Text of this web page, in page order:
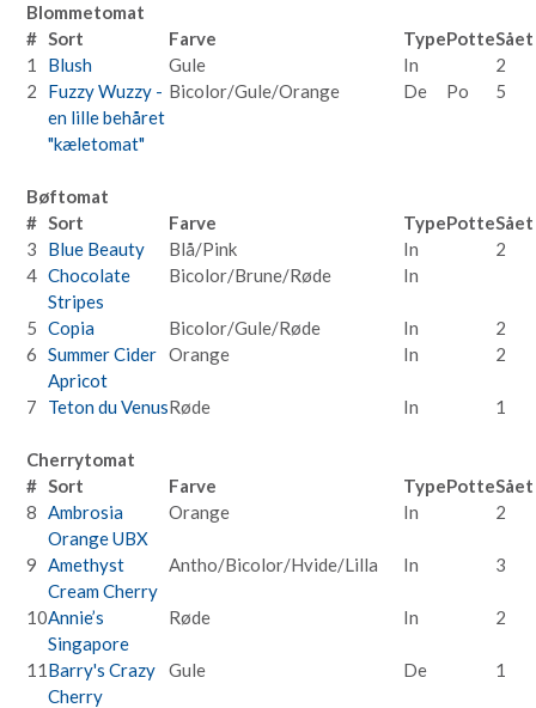
Blommetomat
# Sort Farve TypePotteSået
1
Blush Gule In
2
2
Fuzzy Wuzzy -
en lille behåret
"kæletomat"
Bicolor/Gule/Orange De Po 5
Bøftomat
# Sort Farve TypePotteSået
3
Blue Beauty Blå/Pink In
2
4 Chocolate
Stripes
Bicolor/Brune/Røde In
5 Copia Bicolor/Gule/Røde In
2
6 Summer Cider
Apricot
Orange In 2
7 Teton du VenusRøde In 1
Cherrytomat
# Sort Farve TypePotteSået
8 Ambrosia
Orange UBX
Orange In 2
9 Amethyst
Cream Cherry
Antho/Bicolor/Hvide/Lilla In 3
10Annie’s
Singapore
Røde In 2
11Barry's Crazy
Cherry
Gule De 1